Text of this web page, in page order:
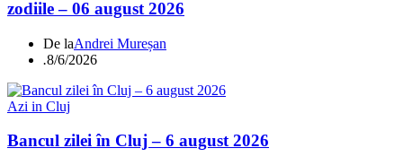
zodiile – 06 august 2026
De laAndrei Mureșan
.8/6/2026
Azi in Cluj
Bancul zilei în Cluj – 6 august 2026